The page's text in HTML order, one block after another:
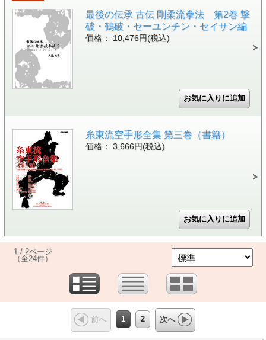
最後の伝承 古伝 剛柔流拳法 第2巻 撃
破・鶴破・セーユンチン・セイサン編
価格： 10,476円(税込)
糸東流空手形全集 第三巻（書籍）
価格： 3,666円(税込)
1 / 2ページ
（全24件）
前へ 1 2 次へ